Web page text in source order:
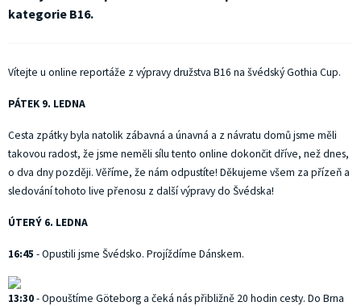
kategorie B16.
Vítejte u online reportáže z výpravy družstva B16 na švédský Gothia Cup.
PÁTEK 9. LEDNA
Cesta zpátky byla natolik zábavná a únavná a z návratu domů jsme měli
takovou radost, že jsme neměli sílu tento online dokončit dříve, než dnes,
o dva dny později. Věříme, že nám odpustíte! Děkujeme všem za přízeň a
sledování tohoto live přenosu z další výpravy do Švédska!
ÚTERÝ 6. LEDNA
16:45 - Opustili jsme Švédsko. Projíždíme Dánskem.
13:30- Opouštíme Göteborg a čeká nás přibližně 20 hodin cesty. Do Brna